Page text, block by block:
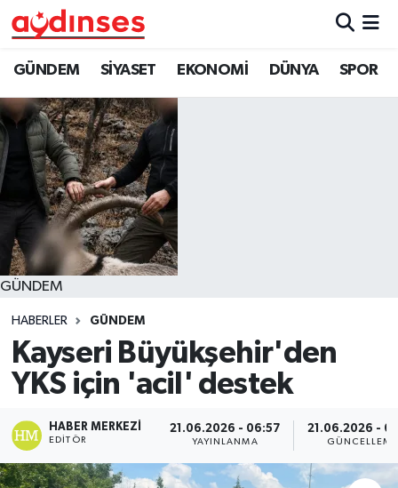
GÜNDEM SİYASET EKONOMİ DÜNYA SPOR
GÜNDEM
HABERLER GÜNDEM
Kayseri Büyükşehir'den
YKS için 'acil' destek
HABER MERKEZI
EDITÖR
21.06.2026 - 06:57
YAYINLANMA
21.06.2026 -
GÜNCELLEME
GÜNDEM
SİYASET
EKONOMİ
DÜNYA
SPOR
MAGAZİN
Nöbetçi Eczaneler
Hava Durumu
Aydin Namaz Vakitleri
Trafik Durumu
Süper Lig Puan Durumu ve Fikstür
Tüm Manşetler
Son Dakika Haberleri
Haber Arşivi